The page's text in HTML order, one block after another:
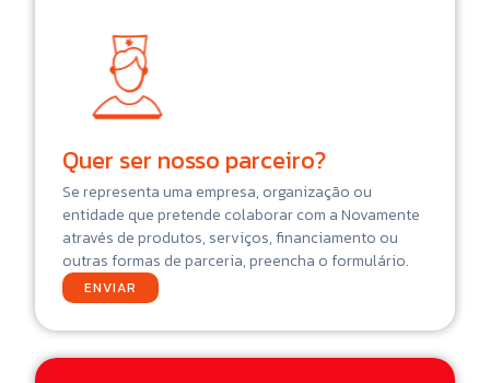
Quer ser nosso parceiro?
Se representa uma empresa, organização ou
entidade que pretende colaborar com a Novamente
através de produtos, serviços, financiamento ou
outras formas de parceria, preencha o formulário.
ENVIAR